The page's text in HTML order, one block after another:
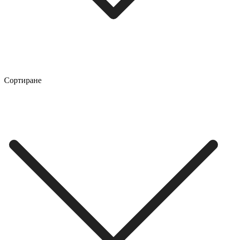
Сортиране